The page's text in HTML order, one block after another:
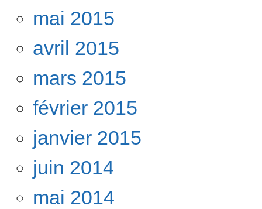
mai 2015
avril 2015
mars 2015
février 2015
janvier 2015
juin 2014
mai 2014